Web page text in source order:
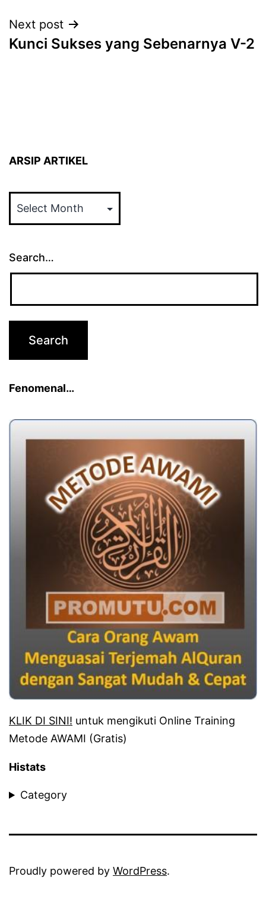
Next post
Kunci Sukses yang Sebenarnya V-2
ARSIP ARTIKEL
ARTIKEL
Search…
Fenomenal…
KLIK DI SINI! untuk mengikuti Online Training
Metode AWAMI (Gratis)
Histats
Category
Proudly powered by WordPress.